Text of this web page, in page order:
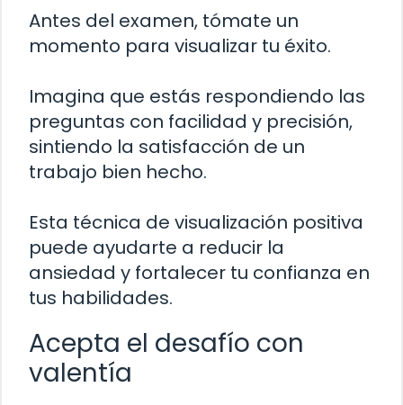
Antes del examen, tómate un
momento para visualizar tu éxito.
Imagina que estás respondiendo las
preguntas con facilidad y precisión,
sintiendo la satisfacción de un
trabajo bien hecho.
Esta técnica de visualización positiva
puede ayudarte a reducir la
ansiedad y fortalecer tu confianza en
tus habilidades.
Acepta el desafío con
valentía